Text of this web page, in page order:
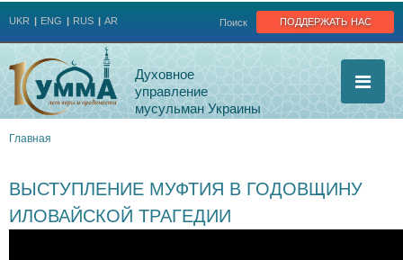
поддержать нас
Поиск
UKR ENG RUS AR
Духовное
управление
мусульман Украины
Главная
ВЫСТУПЛЕНИЕ МУФТИЯ В ГОДОВЩИНУ
ИЛОВАЙСКОЙ ТРАГЕДИИ